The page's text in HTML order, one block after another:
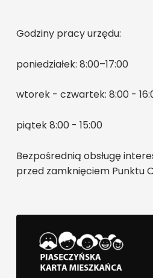
Godziny pracy urzędu:
poniedziałek: 8:00–17:00
wtorek - czwartek: 8:00 -
piątek 8:00 - 15:00
Bezpośrednią obsługę
przed zamknięciem Punktu
PIASECZYŃSKA KARTA MIESZKAŃCA